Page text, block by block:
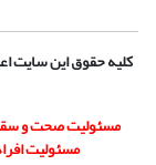
کلیه حقوق این سایت
مسئولیت صحت و سقم
مسئولیت